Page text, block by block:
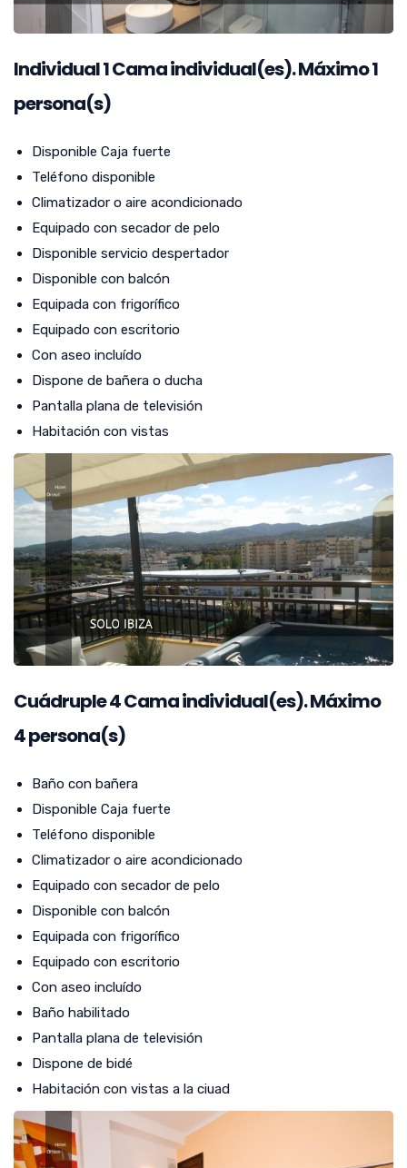
Individual1Cama individual(es). Máximo 1
persona(s)
Disponible Caja fuerte
Teléfono disponible
Climatizador o aire acondicionado
Equipado con secador de pelo
Disponible servicio despertador
Disponible con balcón
Equipada con frigorífico
Equipado con escritorio
Con aseo incluído
Dispone de bañera o ducha
Pantalla plana de televisión
Habitación con vistas
Cuádruple4Cama individual(es). Máximo
4 persona(s)
Baño con bañera
Disponible Caja fuerte
Teléfono disponible
Climatizador o aire acondicionado
Equipado con secador de pelo
Disponible con balcón
Equipada con frigorífico
Equipado con escritorio
Con aseo incluído
Baño habilitado
Pantalla plana de televisión
Dispone de bidé
Habitación con vistas a la ciuad